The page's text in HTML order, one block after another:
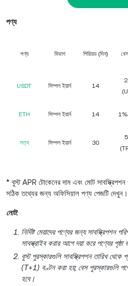
পণ্য
পণ্য বিভাগ পিরিয়ড (দিন)
USDT সিম্পল ইয়ার্ন 14
ETH সিম্পল ইয়ার্ন 14 1%
সত্য সিম্পল ইয়ার্ন 30
* বুস্ট APR টোকেনের দাম এবং মোট সাবস্ক্রিপশন
সঠিক তথ্যের জন্য অফিসিয়াল পণ্য পেজটি দেখুন।
নোট:
নির্দিষ্ট মেয়াদের পণ্যের জন্য সাবস্ক্রিপশন
সাবস্ক্রাইব করার আগে দয়া করে পণ্যের
বুস্ট পুরস্কারগুলি সাবস্ক্রিপশন তারিখ থেকে
(T+1) বণ্টন করা হয়; বেস পুরস্কারগুলি
হবে।